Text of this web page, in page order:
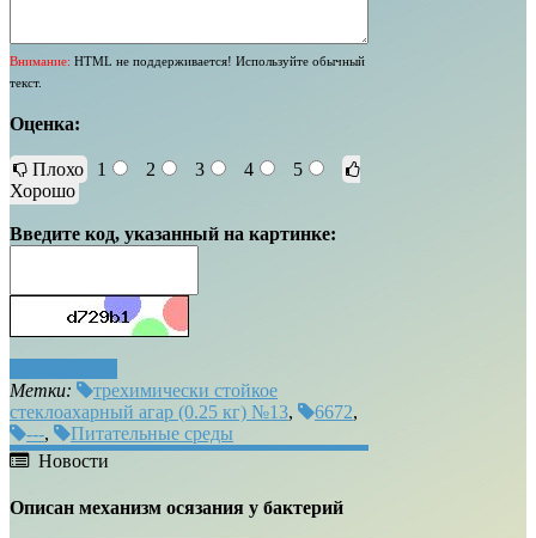
Внимание: HTML не поддерживается! Используйте обычный
текст.
Оценка:
Плохо 1 2 3 4
5
Хорошо
Введите код, указанный на картинке:
Метки:
трехимически стойкое
стеклоахарный агар (0.25 кг) №13, 6672,
---,
Питательные среды
Новости
Описан механизм осязания у бактерий